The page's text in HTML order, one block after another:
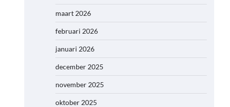
maart 2026
februari 2026
januari 2026
december 2025
november 2025
oktober 2025